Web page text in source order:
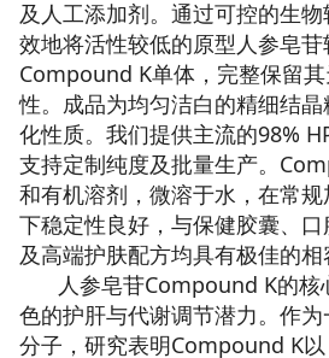
及人工添加剂。通过可控的生
效地将活性较低的原型人参皂
Compound K单体，完整保留
性。成品为均匀洁白的精细结
化性质。我们提供主流的98%
支持定制纯度及批量生产。
和有机溶剂，微溶于水，在常
下稳定性良好，与保健胶囊、
及高端护肤配方均具有极佳的相
人参皂苷Compound K的核
色的护肝与代谢调节潜力。作
分子，研究表明Compound K以